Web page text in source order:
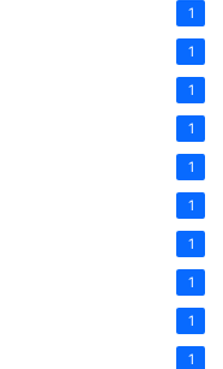
1
1
1
1
1
1
1
1
1
1